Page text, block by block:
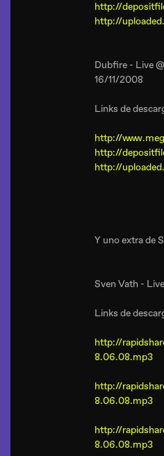
http://
http://
Dubfire - Live
16/11/2008
Links de
http://
http://
http://
Y uno extra de
Sven Vath -
Links de
http://
8.06.08.mp3
http://
8.06.08.mp3
http://
8.06.08.mp3